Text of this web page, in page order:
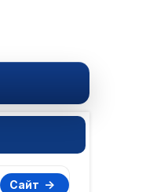
Сайт